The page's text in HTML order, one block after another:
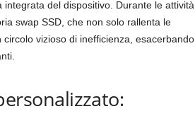
del dispositivo. Durante le attività
swap SSD, che non solo rallenta le
vizioso di inefficienza, esacerbando